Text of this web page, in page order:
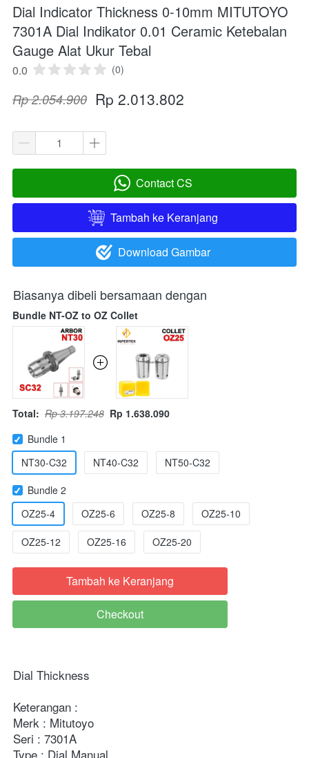
Dial Indicator Thickness 0-10mm MITUTOYO
7301A Dial Indikator 0.01 Ceramic Ketebalan
Gauge Alat Ukur Tebal
0.0 (0)
Rp 2.054.900 Rp 2.013.802
` Contact CS
` Tambah ke Keranjang
` Download Gambar
Biasanya dibeli bersamaan dengan
Bundle NT-OZ to OZ Collet
Total: Rp 3.197.248 Rp 1.638.090
Bundle 1
NT30-C32
NT40-C32
NT50-C32
Bundle 2
OZ25-4
OZ25-6 OZ25-8 OZ25-10
OZ25-12 OZ25-16 OZ25-20
`
Tambah ke Keranjang
`
Checkout
Dial Thickness
Keterangan :
Merk : Mitutoyo
Seri : 7301A
Type : Dial Manual